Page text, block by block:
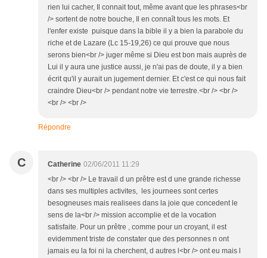
rien lui cacher, Il connait tout, même avant que les phrases<br
/> sortent de notre bouche, Il en connaît tous les mots. Et
l'enfer existe puisque dans la bible il y a bien la parabole du
riche et de Lazare (Lc 15-19,26) ce qui prouve que nous
serons bien<br /> juger même si Dieu est bon mais auprès de
Lui il y aura une justice aussi, je n'ai pas de doute, il y a bien
écrit qu'il y aurait un jugement dernier. Et c'est ce qui nous fait
craindre Dieu<br /> pendant notre vie terrestre.<br /> <br />
<br /> <br />
Répondre
C Catherine 02/06/2011 11:29
<br /> <br /> Le travail d un prêtre est d une grande richesse
dans ses multiples activites, les journees sont certes
besogneuses mais realisees dans la joie que concedent le
sens de la<br /> mission accomplie et de la vocation
satisfaite. Pour un prêtre , comme pour un croyant, il est
evidemment triste de constater que des personnes n ont
jamais eu la foi ni la cherchent, d autres l<br /> ont eu mais l